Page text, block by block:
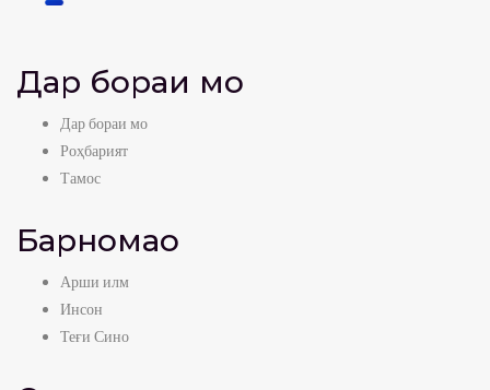
Дар бораи мо
Дар бораи мо
Роҳбарият
Тамос
Барномаҳо
Арши илм
Инсон
Теғи Сино